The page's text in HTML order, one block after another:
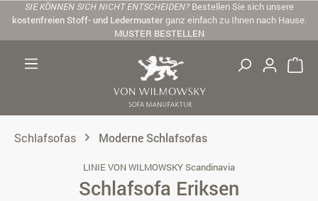
Zum Hauptinhalt springen
SIE KÖNNEN SICH NICHT ENTSCHEIDEN? Bestellen Sie sich unsere
kostenfreien Stoff- und Ledermusterganz einfach zu Ihnen nach Hause.
MUSTER BESTELLEN
Schlafsofas Moderne Schlafsofas
LINIE VON WILMOWSKY Scandinavia
Schlafsofa Eriksen